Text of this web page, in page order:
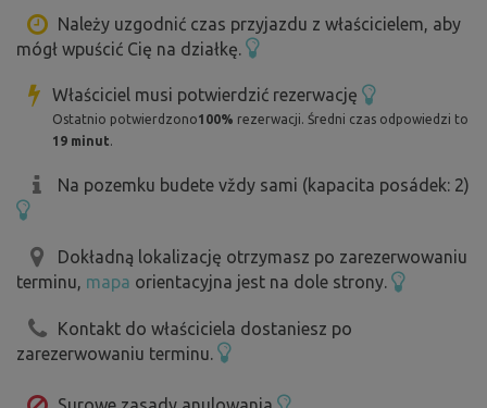
Energia elektryczna płatna na miejscu / 150 CZK/dzień.
Należy uzgodnić czas przyjazdu z właścicielem, aby
mógł wpuścić Cię na działkę.
Właściciel musi potwierdzić rezerwację
Ostatnio potwierdzono100% rezerwacji. Średni czas odpowiedzi to
19 minut.
Na pozemku budete vždy sami (kapacita posádek: 2)
Dokładną lokalizację otrzymasz po zarezerwowaniu
terminu, mapa orientacyjna jest na dole strony.
Kontakt do właściciela dostaniesz po
zarezerwowaniu terminu.